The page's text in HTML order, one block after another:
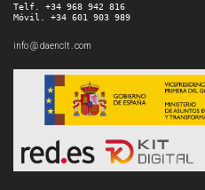
Telf. +34 968 942 816
Móvil. +34 601 903 989
info @ daenclt . com